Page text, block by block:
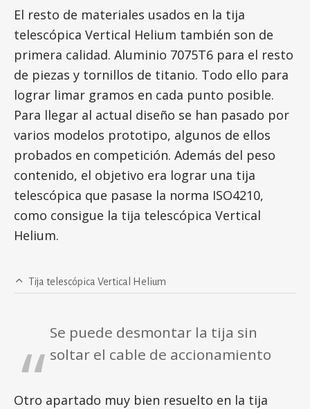
El resto de materiales usados en la tija
telescópica Vertical Helium también son de
primera calidad. Aluminio 7075T6 para el resto
de piezas y tornillos de titanio. Todo ello para
lograr limar gramos en cada punto posible.
Para llegar al actual diseño se han pasado por
varios modelos prototipo, algunos de ellos
probados en competición. Además del peso
contenido, el objetivo era lograr una tija
telescópica que pasase la norma ISO4210,
como consigue la tija telescópica Vertical
Helium.
Tija telescópica Vertical Helium
Se puede desmontar la tija sin
soltar el cable de accionamiento
Otro apartado muy bien resuelto en la tija